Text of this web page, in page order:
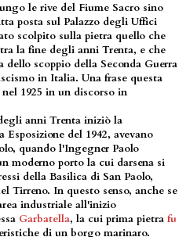
le rive del Fiume Sacro sino
posta sul Palazzo degli Uffici
scolpito sulla pietra quello che
la fine degli anni Trenta, e che
dello scoppio della Seconda Guerra
in Italia. Una frase questa
1925 in un discorso in
anni Trenta iniziò la
del 1942, avevano
quando l'Ingegner Paolo
moderno porto la cui darsena si
della Basilica di San Paolo,
Tirreno. In questo senso, anche se
industriale all'inizio
Garbatella, la cui prima pietra fu
di un borgo marinaro.